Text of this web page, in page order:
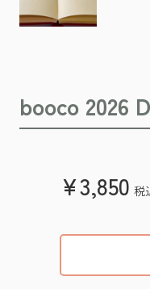
booco 2026
¥3,850 税